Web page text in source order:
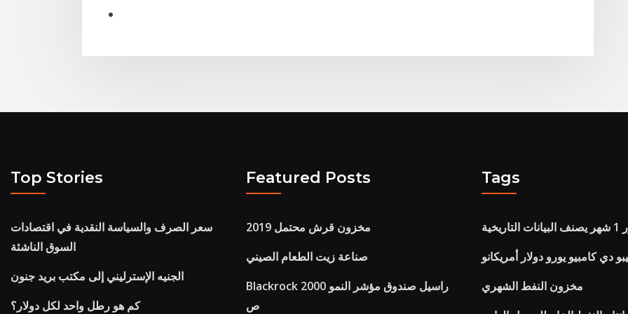
Top Stories
سعر الصرف والسياسة النقدية في اقتصادات
السوق الناشئة
الجنيه الإسترليني إلى مكتب بريد جنون
كم هو رطل واحد لكل دولار؟
Featured Posts
مخزون قرش محتمل 2019
صناعة زيت الطعام الصيني
Blackrock راسيل صندوق مؤشر النمو 2000
ص
Tags
دي كامبيو يورو دولار أمريكانو
مخزون النفط الشهري